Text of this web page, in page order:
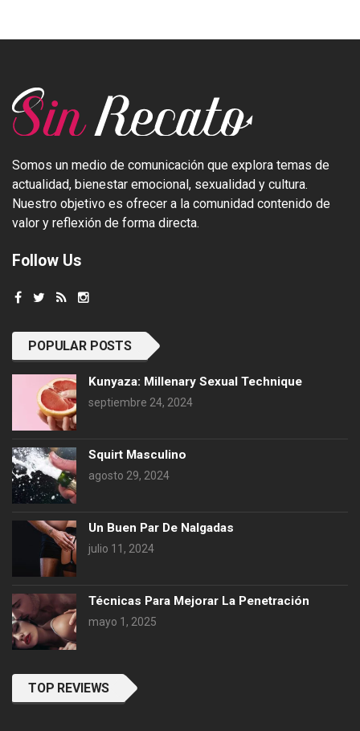
Somos un medio de comunicación que explora temas de
actualidad, bienestar emocional, sexualidad y cultura.
Nuestro objetivo es ofrecer a la comunidad contenido de
valor y reflexión de forma directa.
Follow Us
POPULAR POSTS
Kunyaza: Millenary Sexual Technique
septiembre 24, 2024
Squirt Masculino
agosto 29, 2024
Un Buen Par De Nalgadas
julio 11, 2024
Técnicas Para Mejorar La Penetración
mayo 1, 2025
TOP REVIEWS